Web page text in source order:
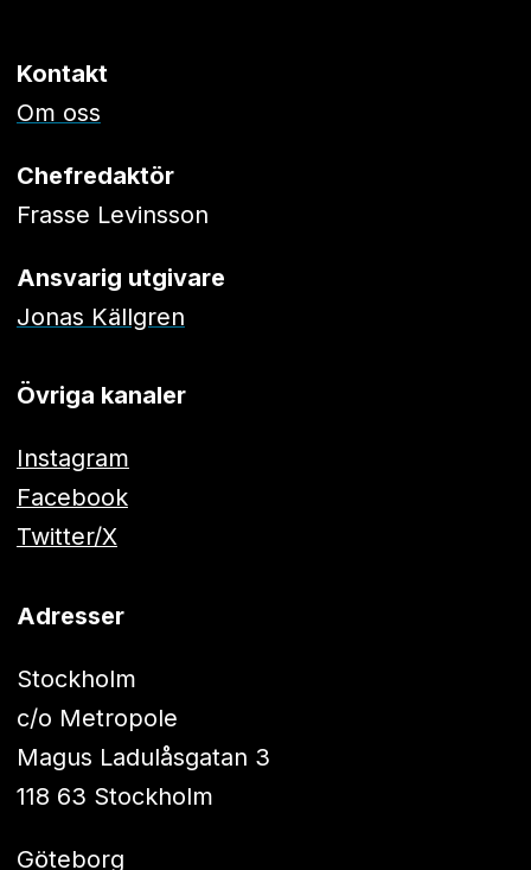
Kontakt
Om oss
Chefredaktör
Frasse Levinsson
Ansvarig utgivare
Jonas Källgren
Övriga kanaler
Instagram
Facebook
Twitter/X
Adresser
Stockholm
c/o Metropole
Magus Ladulåsgatan 3
118 63 Stockholm
Göteborg